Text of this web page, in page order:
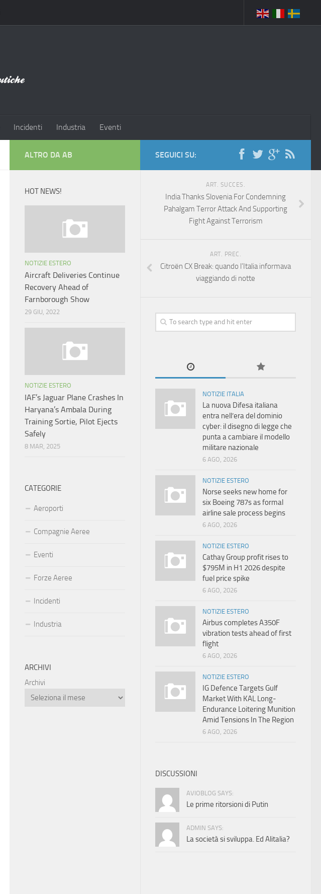
Incidenti Industria Eventi
SEGUICI SU:
ART. SUCCES.
India Thanks Slovenia For Condemning
Pahalgam Terror Attack And Supporting
Fight Against Terrorism
ART. PREC.
Citroën CX Break: quando l’Italia informava
viaggiando di notte
NOTIZIE ITALIA
La nuova Difesa italiana
entra nell’era del dominio
cyber: il disegno di legge che
punta a cambiare il modello
militare nazionale
6 AGO, 2026
NOTIZIE ESTERO
Norse seeks new home for
six Boeing 787s as formal
airline sale process begins
6 AGO, 2026
NOTIZIE ESTERO
Cathay Group profit rises to
$795M in H1 2026 despite
fuel price spike
6 AGO, 2026
NOTIZIE ESTERO
Airbus completes A350F
vibration tests ahead of first
flight
6 AGO, 2026
NOTIZIE ESTERO
IG Defence Targets Gulf
Market With KAL Long-
Endurance Loitering Munition
Amid Tensions In The Region
6 AGO, 2026
DISCUSSIONI
AVIOBLOG SAYS:
Le prime ritorsioni di Putin
ADMIN SAYS:
La società si sviluppa. Ed Alitalia?
ALTRO DA AB
HOT NEWS!
NOTIZIE ESTERO
Aircraft Deliveries Continue
Recovery Ahead of
Farnborough Show
29 GIU, 2022
NOTIZIE ESTERO
IAF’s Jaguar Plane Crashes In
Haryana’s Ambala During
Training Sortie, Pilot Ejects
Safely
8 MAR, 2025
CATEGORIE
Aeroporti
Compagnie Aeree
Eventi
Forze Aeree
Incidenti
Industria
ARCHIVI
Archivi